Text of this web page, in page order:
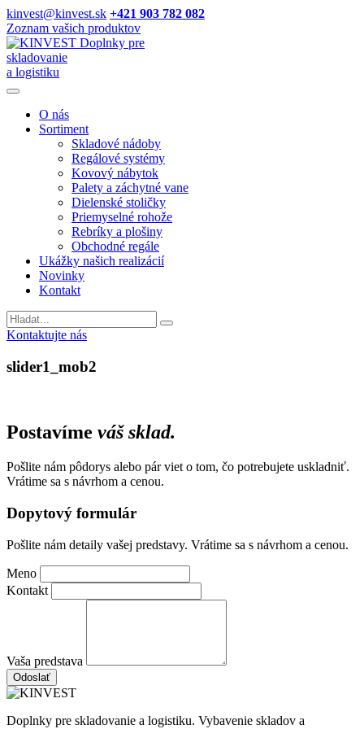
kinvest@kinvest.sk +421 903 782 082
Zoznam vašich produktov
Doplnky pre
skladovanie
a logistiku
O nás
Sortiment
Skladové nádoby
Regálové systémy
Kovový nábytok
Palety a záchytné vane
Dielenské stoličky
Priemyselné rohože
Rebríky a plošiny
Obchodné regále
Ukážky našich realizácií
Novinky
Kontakt
Vyhladavanie
Kontaktujte nás
slider1_mob2
Postavíme váš sklad.
Pošlite nám pôdorys alebo pár viet o tom, čo potrebujete uskladniť.
Vrátime sa s návrhom a cenou.
Dopytový formulár
Pošlite nám detaily vašej predstavy. Vrátime sa s návrhom a cenou.
Meno
Kontakt
Vaša predstava
Odoslať
Doplnky pre skladovanie a logistiku. Vybavenie skladov a